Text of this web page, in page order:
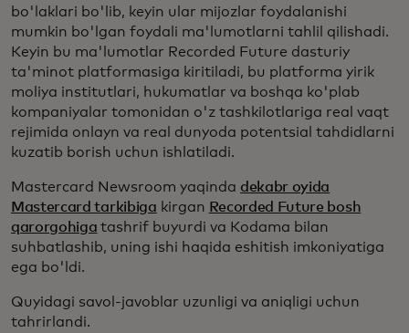
bo'laklari bo'lib, keyin ular mijozlar foydalanishi
mumkin bo'lgan foydali ma'lumotlarni tahlil qilishadi.
Keyin bu ma'lumotlar Recorded Future dasturiy
ta'minot platformasiga kiritiladi, bu platforma yirik
moliya institutlari, hukumatlar va boshqa ko'plab
kompaniyalar tomonidan o'z tashkilotlariga real vaqt
rejimida onlayn va real dunyoda potentsial tahdidlarni
kuzatib borish uchun ishlatiladi.
Mastercard Newsroom yaqinda dekabr oyida
Mastercard tarkibiga kirgan Recorded Future bosh
qarorgohiga tashrif buyurdi va Kodama bilan
suhbatlashib, uning ishi haqida eshitish imkoniyatiga
ega bo'ldi.
Quyidagi savol-javoblar uzunligi va aniqligi uchun
tahrirlandi.